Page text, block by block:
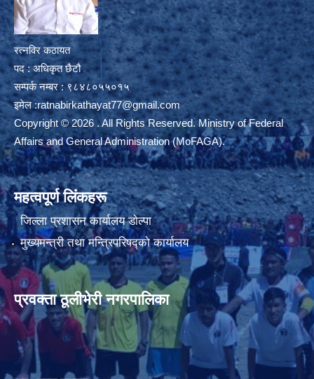
रत्नविर कठायत
पद : अधिकृत छैटौ
सम्पर्क नम्बर : ९८४८०५५०१५
इमेल :ratnabirkathayat77@gmail.com
Copyright © 2026 . All Rights Reserved. Ministry of Federal
Affairs and General Administration (MoFAGA).
महत्वपूर्ण लिंकहरू
जिल्ला प्रशासन कार्यालय डाेल्पा
मुख्यमन्त्री तथा मन्त्रिपरिषद्को कार्यालय
प्रवक्ता ठूलीभेरी नगरपालिका